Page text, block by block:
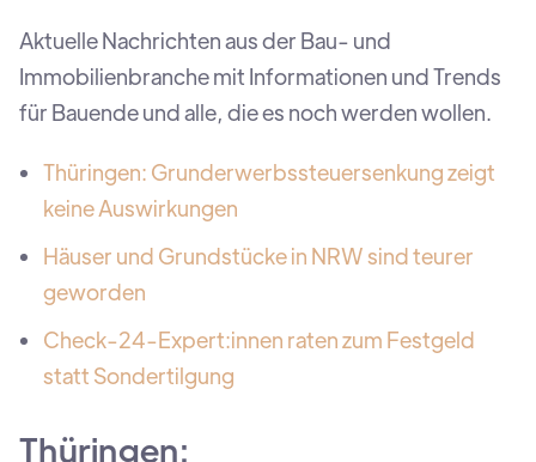
Aktuelle Nachrichten aus der Bau- und
Immobilienbranche mit Informationen und Trends
für Bauende und alle, die es noch werden wollen.
Thüringen: Grunderwerbssteuersenkung zeigt
keine Auswirkungen
Häuser und Grundstücke in NRW sind teurer
geworden
Check-24-Expert:innen raten zum Festgeld
statt Sondertilgung
Thüringen: